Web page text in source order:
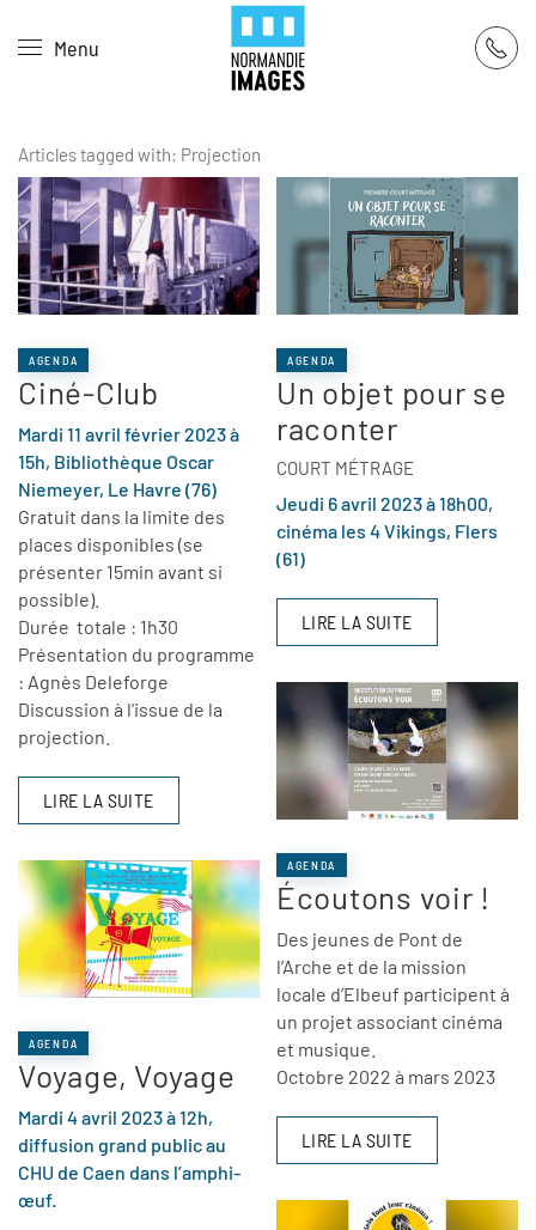
Skip to main content
Menu
Articles tagged with: Projection
AGENDA
Ciné-Club
Mardi 11 avril février 2023 à
15h, Bibliothèque Oscar
Niemeyer, Le Havre (76)
Gratuit dans la limite des
places disponibles (se
présenter 15min avant si
possible).
Durée totale : 1h30
Présentation du programme
: Agnès Deleforge
Discussion à l'issue de la
projection.
LIRE LA SUITE
AGENDA
Voyage, Voyage
Mardi 4 avril 2023 à 12h,
diffusion grand public au
CHU de Caen dans l’amphi-
œuf.
AGENDA
Un objet pour se
raconter
COURT MÉTRAGE
Jeudi 6 avril 2023 à 18h00,
cinéma les 4 Vikings, Flers
(61)
LIRE LA SUITE
AGENDA
Écoutons voir !
Des jeunes de Pont de
l’Arche et de la mission
locale d’Elbeuf participent à
un projet associant cinéma
et musique.
Octobre 2022 à mars 2023
LIRE LA SUITE
Panneau de gestion des cookies